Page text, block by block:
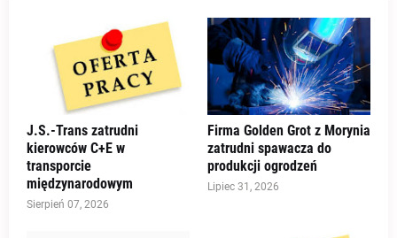
J.S.-Trans zatrudni
kierowców C+E w
transporcie
międzynarodowym
Sierpień 07, 2026
Firma Golden Grot z Morynia
zatrudni spawacza do
produkcji ogrodzeń
Lipiec 31, 2026